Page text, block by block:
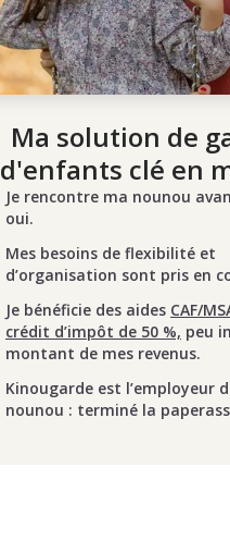
Ma solution de
d'enfants clé en
Je rencontre ma nounou
oui.
Mes besoins de flexibilité et
d’organisation sont pris en
Je bénéficie des aides CAF/
crédit d’impôt de 50 %, peu
montant de mes revenus.
Kinougarde est l’employeur
nounou : terminé la